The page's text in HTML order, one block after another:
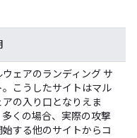
ウェアのランディング サ
。こうしたサイトはマル
アの入り口となりえま
多くの場合、実際の攻撃
始する他のサイトからコ